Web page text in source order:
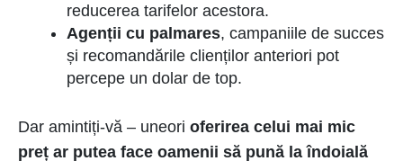
reducerea tarifelor acestora.
Agenții cu palmares, campaniile de succes
și recomandările clienților anteriori pot
percepe un dolar de top.
Dar amintiți-vă – uneori oferirea celui mai mic
preț ar putea face oamenii să pună la îndoială